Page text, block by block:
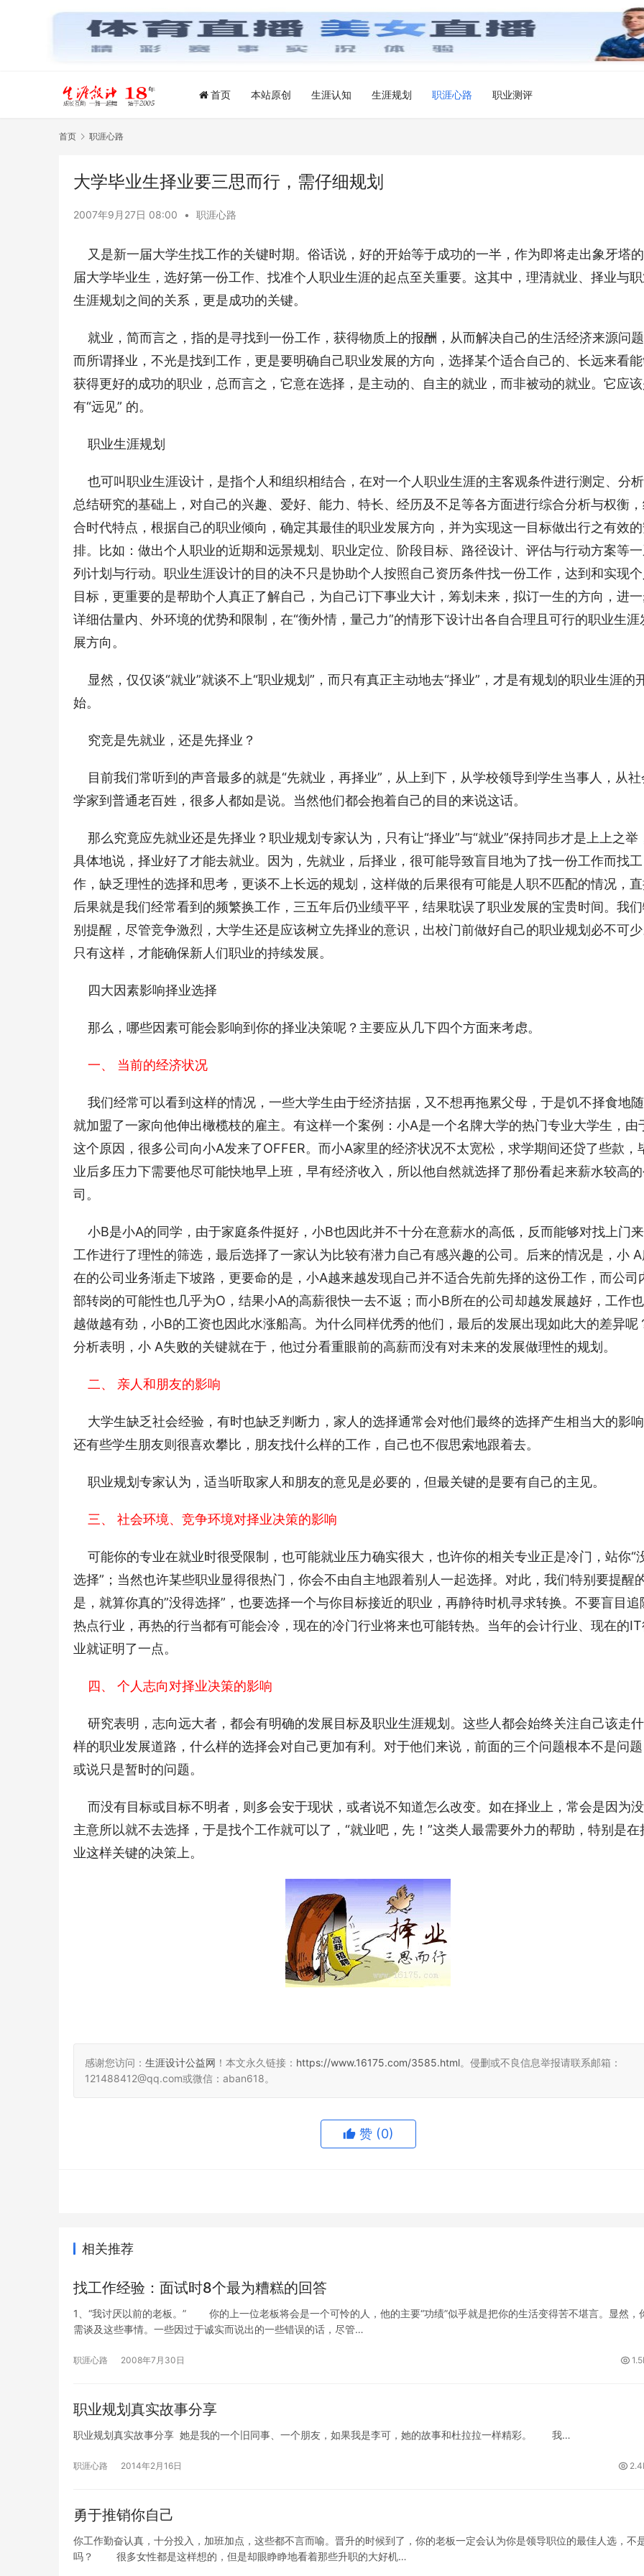
首页 本站原创 生涯认知 生涯规划 职涯心路 职业测评
首页 职涯心路
大学毕业生择业要三思而行，需仔细规划
2007年9月27日 08:00 • 职涯心路
又是新一届大学生找工作的关键时期。俗话说，好的开始等于成功的一半，作为即将走出象牙塔
届大学毕业生，选好第一份工作、找准个人职业生涯的起点至关重要。这其中，理清就业、择业与
生涯规划之间的关系，更是成功的关键。
就业，简而言之，指的是寻找到一份工作，获得物质上的报酬，从而解决自己的生活经济来源问题
而所谓择业，不光是找到工作，更是要明确自己职业发展的方向，选择某个适合自己的、长远来看
获得更好的成功的职业，总而言之，它意在选择，是主动的、自主的就业，而非被动的就业。它应
有“远见” 的。
职业生涯规划
也可叫职业生涯设计，是指个人和组织相结合，在对一个人职业生涯的主客观条件进行测定、分析
总结研究的基础上，对自己的兴趣、爱好、能力、特长、经历及不足等各方面进行综合分析与权衡
合时代特点，根据自己的职业倾向，确定其最佳的职业发展方向，并为实现这一目标做出行之有效
排。比如：做出个人职业的近期和远景规划、职业定位、阶段目标、路径设计、评估与行动方案等
列计划与行动。职业生涯设计的目的决不只是协助个人按照自己资历条件找一份工作，达到和实现个
目标，更重要的是帮助个人真正了解自己，为自己订下事业大计，筹划未来，拟订一生的方向，进
详细估量内、外环境的优势和限制，在“衡外情，量己力”的情形下设计出各自合理且可行的职业生涯
展方向。
显然，仅仅谈“就业”就谈不上“职业规划”，而只有真正主动地去“择业”，才是有规划的职业生涯的
始。
究竞是先就业，还是先择业？
目前我们常听到的声音最多的就是“先就业，再择业”，从上到下，从学校领导到学生当事人，从社
学家到普通老百姓，很多人都如是说。当然他们都会抱着自己的目的来说这话。
那么究竟应先就业还是先择业？职业规划专家认为，只有让“择业”与“就业”保持同步才是上上之举
具体地说，择业好了才能去就业。因为，先就业，后择业，很可能导致盲目地为了找一份工作而找工
作，缺乏理性的选择和思考，更谈不上长远的规划，这样做的后果很有可能是人职不匹配的情况，
后果就是我们经常看到的频繁换工作，三五年后仍业绩平平，结果耽误了职业发展的宝贵时间。我
别提醒，尽管竞争激烈，大学生还是应该树立先择业的意识，出校门前做好自己的职业规划必不可少
只有这样，才能确保新人们职业的持续发展。
四大因素影响择业选择
那么，哪些因素可能会影响到你的择业决策呢？主要应从几下四个方面来考虑。
一、 当前的经济状况
我们经常可以看到这样的情况，一些大学生由于经济拮据，又不想再拖累父母，于是饥不择食地
就加盟了一家向他伸出橄榄枝的雇主。有这样一个案例：小A是一个名牌大学的热门专业大学生，由
这个原因，很多公司向小A发来了OFFER。而小A家里的经济状况不太宽松，求学期间还贷了些款，
业后多压力下需要他尽可能快地早上班，早有经济收入，所以他自然就选择了那份看起来薪水较高
司。
小B是小A的同学，由于家庭条件挺好，小B也因此并不十分在意薪水的高低，反而能够对找上门
工作进行了理性的筛选，最后选择了一家认为比较有潜力自己有感兴趣的公司。后来的情况是，小
在的公司业务渐走下坡路，更要命的是，小A越来越发现自己并不适合先前先择的这份工作，而公司
部转岗的可能性也几乎为O，结果小A的高薪很快一去不返；而小B所在的公司却越发展越好，工作
越做越有劲，小B的工资也因此水涨船高。为什么同样优秀的他们，最后的发展出现如此大的差异呢
分析表明，小 A失败的关键就在于，他过分看重眼前的高薪而没有对未来的发展做理性的规划。
二、 亲人和朋友的影响
大学生缺乏社会经验，有时也缺乏判断力，家人的选择通常会对他们最终的选择产生相当大的影响
还有些学生朋友则很喜欢攀比，朋友找什么样的工作，自己也不假思索地跟着去。
职业规划专家认为，适当听取家人和朋友的意见是必要的，但最关键的是要有自己的主见。
三、 社会环境、竞争环境对择业决策的影响
可能你的专业在就业时很受限制，也可能就业压力确实很大，也许你的相关专业正是冷门，站你“
选择”；当然也许某些职业显得很热门，你会不由自主地跟着别人一起选择。对此，我们特别要提醒
是，就算你真的”没得选择”，也要选择一个与你目标接近的职业，再静待时机寻求转换。不要盲目追
热点行业，再热的行当都有可能会冷，现在的冷门行业将来也可能转热。当年的会计行业、现在的
业就证明了一点。
四、 个人志向对择业决策的影响
研究表明，志向远大者，都会有明确的发展目标及职业生涯规划。这些人都会始终关注自己该走
样的职业发展道路，什么样的选择会对自己更加有利。对于他们来说，前面的三个问题根本不是问题
或说只是暂时的问题。
而没有目标或目标不明者，则多会安于现状，或者说不知道怎么改变。如在择业上，常会是因为
主意所以就不去选择，于是找个工作就可以了，“就业吧，先！”这类人最需要外力的帮助，特别是在
业这样关键的决策上。
感谢您访问： 生涯设计公益网 ！本文永久链接： https://www.16175.com/3585.html。侵删或不良信息举报请联系邮箱：
121488412@qq.com或微信：aban618。
赞 (0)
相关推荐
找工作经验：面试时8个最为糟糕的回答
1、“我讨厌以前的老板。” 你的上一位老板将会是一个可怜的人，他的主要“功绩”似乎就是把你的生活变得苦不堪言。显然，
需谈及这些事情。一些因过于诚实而说出的一些错误的话，尽管…
职涯心路 2008年7月30日
职业规划真实故事分享
职业规划真实故事分享 她是我的一个旧同事、一个朋友，如果我是李可，她的故事和杜拉拉一样精彩。 我…
职涯心路 2014年2月16日
勇于推销你自己
你工作勤奋认真，十分投入，加班加点，这些都不言而喻。晋升的时候到了，你的老板一定会认为你是领导职位的最佳人选，不
吗？ 很多女性都是这样想的，但是却眼睁睁地看着那些升职的大好机…